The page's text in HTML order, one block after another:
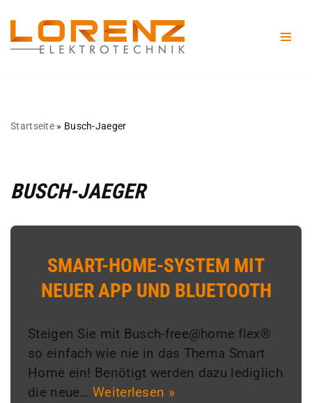
Zum
Inhalt
Startseite » Busch-Jaeger
BUSCH-JAEGER
SMART-HOME-SYSTEM MIT
NEUER APP UND BLUETOOTH
Steigen Sie mit Busch-free@home flex®
so einfach wie nie in das Thema Smart
Home ein! Benötigt werden dazu lediglich
die neue…Weiterlesen »